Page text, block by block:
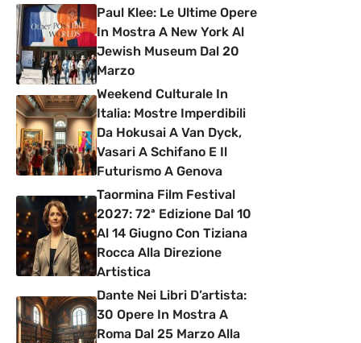
Paul Klee: Le Ultime Opere
In Mostra A New York Al
Jewish Museum Dal 20
Marzo
Weekend Culturale In
Italia: Mostre Imperdibili
Da Hokusai A Van Dyck,
Vasari A Schifano E Il
Futurismo A Genova
Taormina Film Festival
2027: 72ª Edizione Dal 10
Al 14 Giugno Con Tiziana
Rocca Alla Direzione
Artistica
Dante Nei Libri D’artista:
30 Opere In Mostra A
Roma Dal 25 Marzo Alla